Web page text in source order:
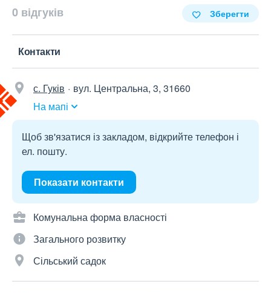
0 відгуків Зберегти
Контакти
с. Гуків
вул. Центральна, 3, 31660
На мапі
Щоб зв'язатися із закладом, відкрийте телефон і
ел. пошту.
Показати контакти
Комунальна форма власності
Загального розвитку
Сільський садок